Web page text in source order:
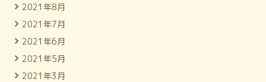
2021年8月
2021年7月
2021年6月
2021年5月
2021年3月